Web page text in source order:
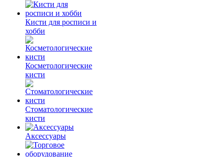
Кисти для росписи и
хобби
Косметологические
кисти
Стоматологические
кисти
Аксессуары